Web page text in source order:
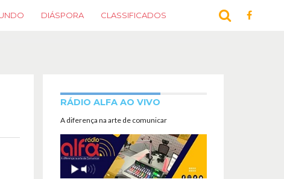
DIÁSPORA CLASSIFICADOS
RÁDIO ALFA AO VIVO
A diferença na arte de comunicar